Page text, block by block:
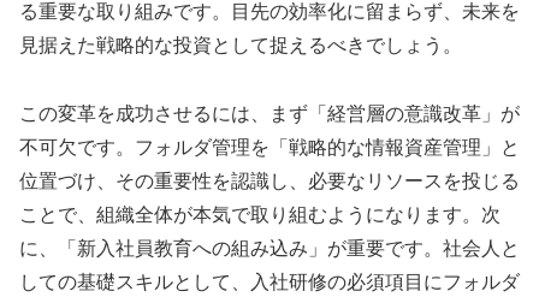
る重要な取り組みです。目先の効率化に留まらず、未来を
見据えた戦略的な投資として捉えるべきでしょう。
この変革を成功させるには、まず「経営層の意識改革」が
不可欠です。フォルダ管理を「戦略的な情報資産管理」と
位置づけ、その重要性を認識し、必要なリソースを投じる
ことで、組織全体が本気で取り組むようになります。次
に、「新入社員教育への組み込み」が重要です。社会人と
しての基礎スキルとして、入社研修の必須項目にフォルダ